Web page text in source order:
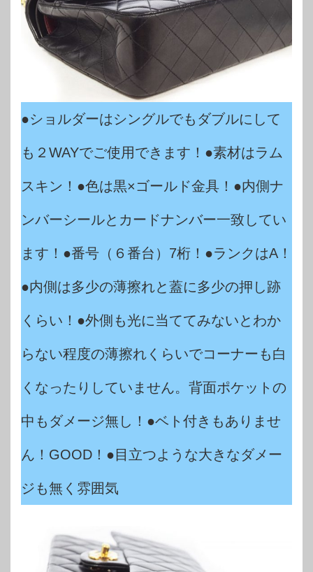
●ショルダーはシングルでもダブルにして
も２WAYでご使用できます！●素材はラム
スキン！●色は黒×ゴールド金具！●内側ナ
ンバーシールとカードナンバー一致してい
ます！●番号（６番台）7桁！●ランクはA！
●内側は多少の薄擦れと蓋に多少の押し跡
くらい！●外側も光に当ててみないとわか
らない程度の薄擦れくらいでコーナーも白
くなったりしていません。背面ポケットの
中もダメージ無し！●ベト付きもありませ
ん！GOOD！●目立つような大きなダメー
ジも無く雰囲気